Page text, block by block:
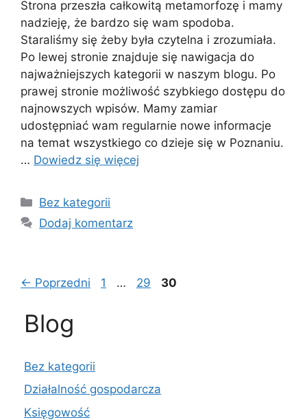
Strona przeszła całkowitą metamorfozę i mamy
nadzieję, że bardzo się wam spodoba.
Staraliśmy się żeby była czytelna i zrozumiała.
Po lewej stronie znajduje się nawigacja do
najważniejszych kategorii w naszym blogu. Po
prawej stronie możliwość szybkiego dostępu do
najnowszych wpisów. Mamy zamiar
udostępniać wam regularnie nowe informacje
na temat wszystkiego co dzieje się w Poznaniu.
… Dowiedz się więcej
Kategorie
Bez kategorii
Dodaj komentarz
← Poprzedni Page
1 … Page
29 Page
30
Blog
Bez kategorii
Działalność gospodarcza
Księgowość